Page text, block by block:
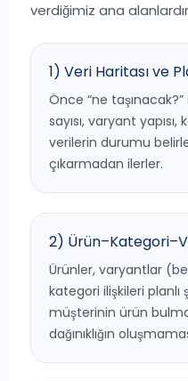
verdiğimiz ana
1) Veri Haritası ve
Önce “ne
sayısı, varyant
verilerin durumu
çıkarmadan ilerler.
2)
Ürünler, varyantlar
kategori ilişkileri planlı
müşterinin ürün
dağınıklığın